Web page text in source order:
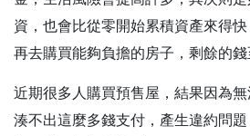
資，也會比從零開始累積資產來得快
再去購買能夠負擔的房子，剩餘的錢
近期很多人購買預售屋，結果因為
湊不出這麼多錢支付，產生違約問